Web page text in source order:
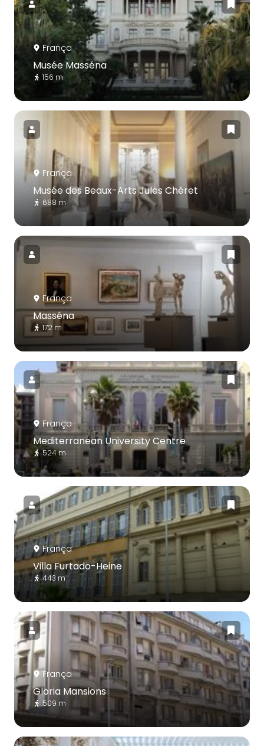
França
Musée Masséna
156 m
França
Musée des Beaux-Arts Jules Chéret
688 m
França
Masséna
172 m
França
Mediterranean University Centre
524 m
França
Villa Furtado-Heine
443 m
França
Gloria Mansions
509 m